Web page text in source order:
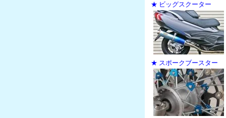
★ ビッグスクーター
★ スポークブースター